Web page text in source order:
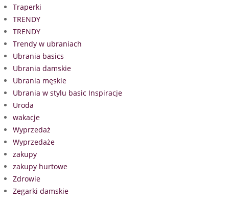
Traperki
TRENDY
TRENDY
Trendy w ubraniach
Ubrania basics
Ubrania damskie
Ubrania męskie
Ubrania w stylu basic Inspiracje
Uroda
wakacje
Wyprzedaż
Wyprzedaże
zakupy
zakupy hurtowe
Zdrowie
Zegarki damskie